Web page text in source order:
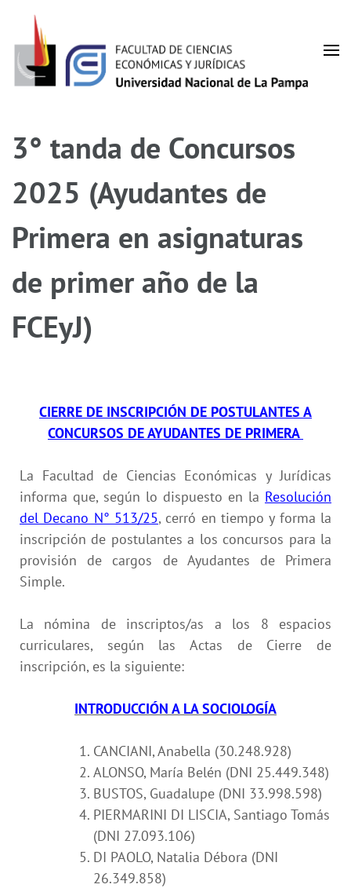
3° tanda de Concursos
2025 (Ayudantes de
Primera en asignaturas
de primer año de la
FCEyJ)
CIERRE DE INSCRIPCIÓN DE POSTULANTES A
CONCURSOS DE AYUDANTES DE PRIMERA
La Facultad de Ciencias Económicas y Jurídicas
informa que, según lo dispuesto en la Resolución
del Decano N° 513/25, cerró en tiempo y forma la
inscripción de postulantes a los concursos para la
provisión de cargos de Ayudantes de Primera
Simple.
La nómina de inscriptos/as a los 8 espacios
curriculares, según las Actas de Cierre de
inscripción, es la siguiente:
INTRODUCCIÓN A LA SOCIOLOGÍA
CANCIANI, Anabella (30.248.928)
ALONSO, María Belén (DNI 25.449.348)
BUSTOS, Guadalupe (DNI 33.998.598)
PIERMARINI DI LISCIA, Santiago Tomás
(DNI 27.093.106)
DI PAOLO, Natalia Débora (DNI
26.349.858)